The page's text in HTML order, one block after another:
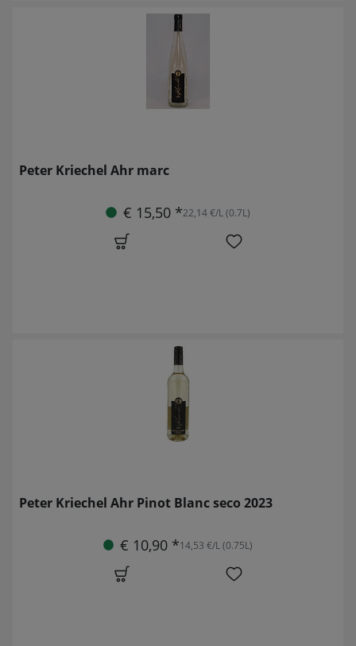
Peter Kriechel Ahr marc
€ 15,50 *22,14 €/L (0.7L)
Peter Kriechel Ahr Pinot Blanc seco 2023
€ 10,90 *14,53 €/L (0.75L)